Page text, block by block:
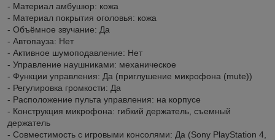
- Материал амбушюр: кожа
- Материал покрытия оголовья: кожа
- Объёмное звучание: Да
- Автопауза: Нет
- Активное шумоподавление: Нет
- Управление наушниками: механическое
- Функции управления: Да (приглушение микрофона (mute))
- Регулировка громкости: Да
- Расположение пульта управления: на корпусе
- Конструкция микрофона: гибкий держатель, съемный
держатель
- Совместимость с игровыми консолями: Да (Sony PlayStation 4,